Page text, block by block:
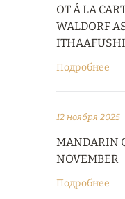
ОТ Á LA
WALDORF
Подробнее
12 ноября 2025
MANDARIN
NOVEMBER
Подробнее